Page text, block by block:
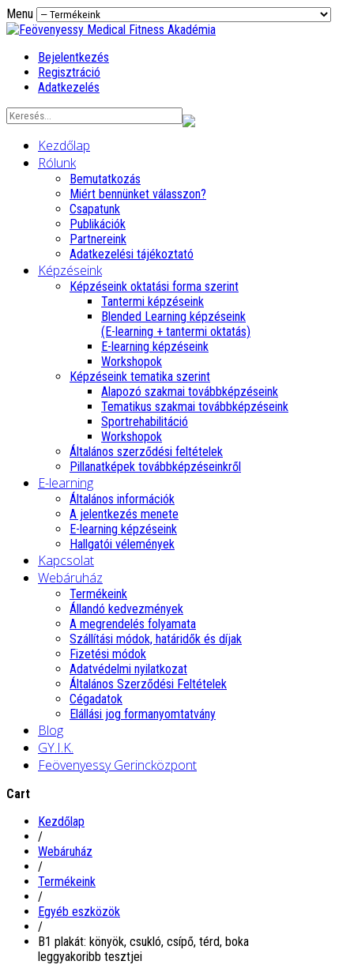
Menu
Bejelentkezés
Regisztráció
Adatkezelés
Kezdőlap
Rólunk
Bemutatkozás
Miért bennünket válasszon?
Csapatunk
Publikációk
Partnereink
Adatkezelési tájékoztató
Képzéseink
Képzéseink oktatási forma szerint
Tantermi képzéseink
Blended Learning képzéseink
(E-learning + tantermi oktatás)
E-learning képzéseink
Workshopok
Képzéseink tematika szerint
Alapozó szakmai továbbképzéseink
Tematikus szakmai továbbképzéseink
Sportrehabilitáció
Workshopok
Általános szerződési feltételek
Pillanatképek továbbképzéseinkről
E-learning
Általános információk
A jelentkezés menete
E-learning képzéseink
Hallgatói vélemények
Kapcsolat
Webáruház
Termékeink
Állandó kedvezmények
A megrendelés folyamata
Szállítási módok, határidők és díjak
Fizetési módok
Adatvédelmi nyilatkozat
Általános Szerződési Feltételek
Cégadatok
Elállási jog formanyomtatvány
Blog
GY.I.K.
Feövenyessy Gerincközpont
Cart
Kezdőlap
/
Webáruház
/
Termékeink
/
Egyéb eszközök
/
B1 plakát: könyök, csukló, csípő, térd, boka
leggyakoribb tesztjei